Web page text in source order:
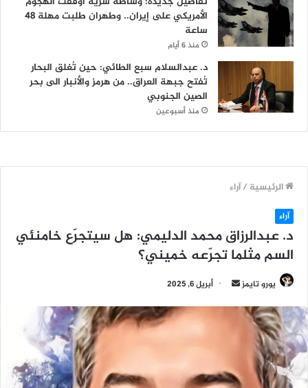
الأمريكي على إيران.. وطهران طلبت مهلة 48
ساعة
منذ 6 أيام
د. عبدالسلام سبع الطائي: حين تُغلق البحار
تُفتح جبهة العراق.. من هرمز والأنبار الى بحر
الصين الجنوبي
منذ أسبوعين